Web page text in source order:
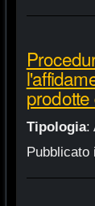
prodotte
Tipologia:
Pubblicato